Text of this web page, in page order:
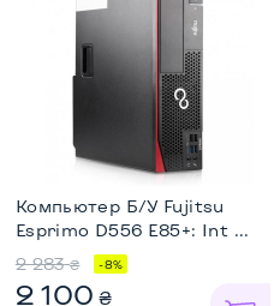
Компьютер Б/У Fujitsu
Esprimo D556 E85+: Int ...
2 283 ₴ -8%
2 100 ₴